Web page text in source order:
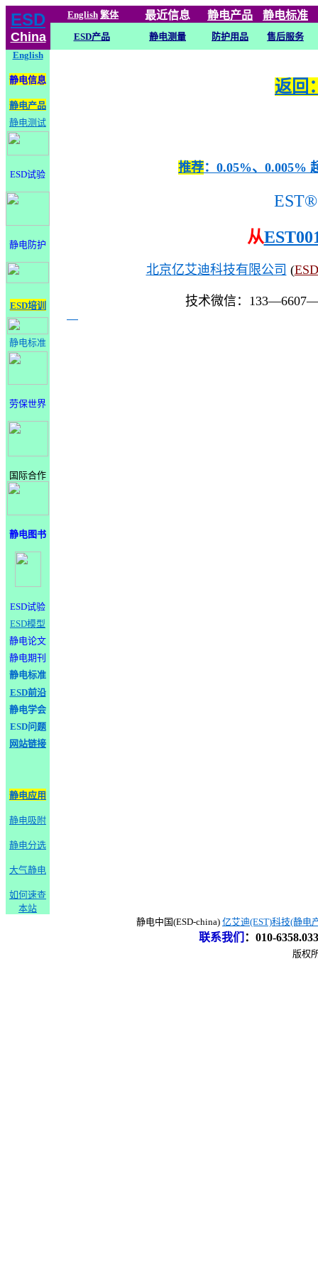
ESD
China
English 繁体 最近信息 静电产品 静电标准
ESD产品 静电测量 防护用品
售后服务
English
静电信息
静电产品
静电测试
ESD试验
静电防护
ESD培训
静电标准
劳保世界
国际合作
静电图书
ESD试验
ESD模型
静电论文
静电期刊
静电标准
ESD前沿
静电学会
ESD问题
网站链接
静电应用
静电吸附
静电分选
大气静电
如何速查
本站
返回
推荐：0.05%、0.005%
EST®
从
北京亿艾迪科技有限公司 (
技术微信：
静电中国(ESD-china) 亿艾迪(EST)科技(静电
联系我们 ： 010-
版权